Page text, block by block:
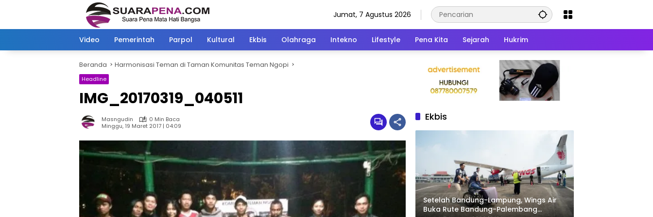
Jumat, 7 Agustus 2026
Video Pemerintah Parpol Kultural Ekbis Olahraga Intekno Lifestyle Pena Kita Sejarah Hukrim
Beranda Harmonisasi Teman di Taman Komunitas Teman Ngopi
Headline
IMG_20170319_040511
Masngudin
0 Min Baca
Minggu, 19 Maret 2017 | 04:09
Ekbis
Setelah Bandung-Lampung, Wings Air
Buka Rute Bandung-Palembang